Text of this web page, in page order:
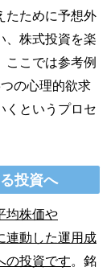
たために予想外
、株式投資を楽
ここでは参考例
の心理的欲求
くというプロセ
投資へ
均株価や
連動した運用成
の投資です。銘